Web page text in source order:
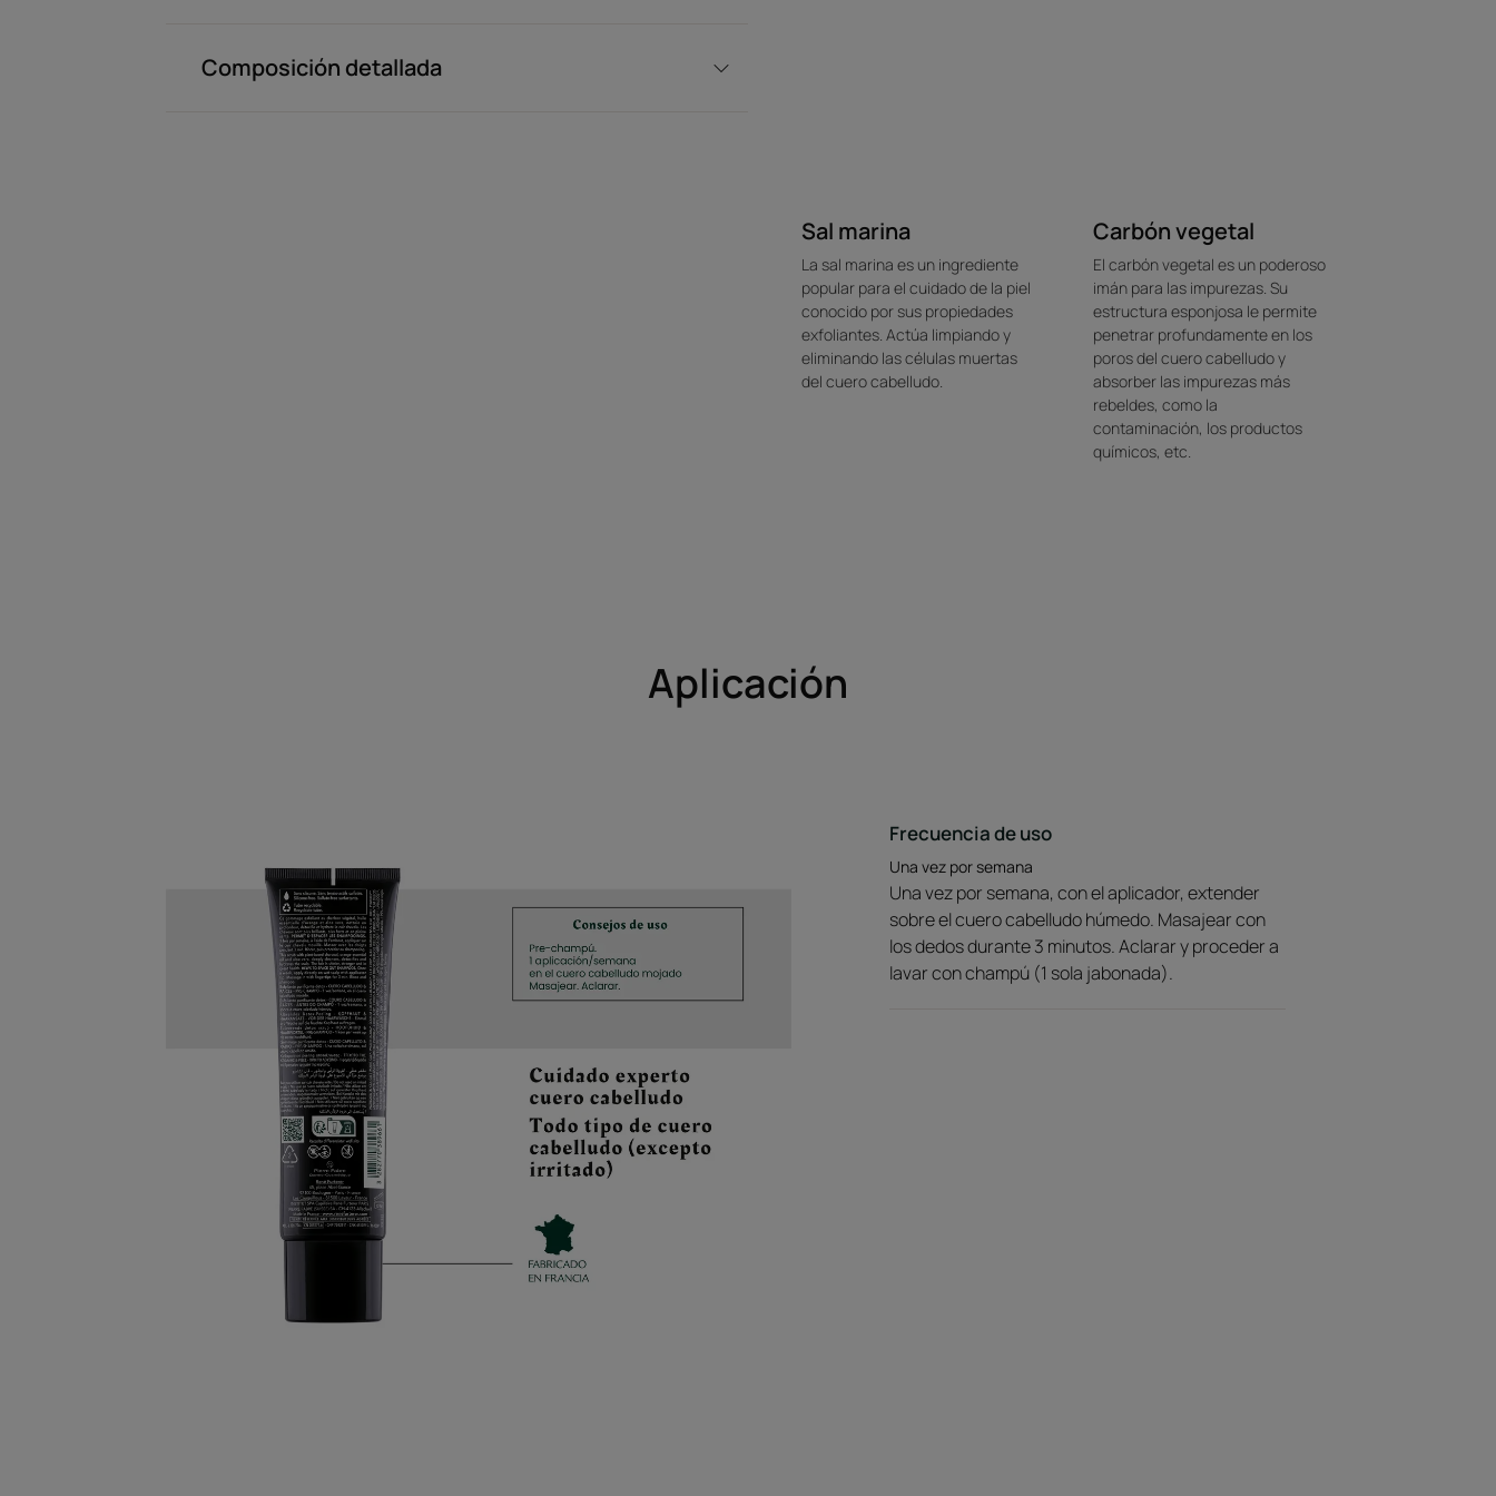
Composición detallada
Sal marina
La sal marina es un ingrediente
popular para el cuidado de la piel
conocido por sus propiedades
exfoliantes. Actúa limpiando y
eliminando las células muertas
del cuero cabelludo.
Carbón vegetal
El carbón vegetal es un poderoso
imán para las impurezas. Su
estructura esponjosa le permite
penetrar profundamente en los
poros del cuero cabelludo y
absorber las impurezas más
rebeldes, como la
contaminación, los productos
químicos, etc.
Aplicación
Frecuencia de uso
Una vez por semana
Una vez por semana, con el aplicador, extender
sobre el cuero cabelludo húmedo. Masajear con
los dedos durante 3 minutos. Aclarar y proceder a
lavar con champú (1 sola jabonada).